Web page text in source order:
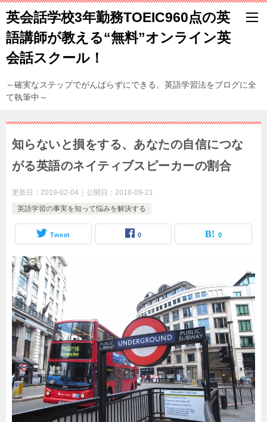
英会話学校3年勤務TOEIC960点の英
語講師が教える“無料”オンライン英
会話スクール！
～確実なステップでがんばらずにできる、英語学習法をブログに全
て執筆中～
知らないと損をする、あなたの自信につな
がる英語のネイティブスピーカーの割合
更新日： 2019-02-04 公開日： 2018-09-21
英語学習の事実を知って悩みを解決する
Tweet 0 0